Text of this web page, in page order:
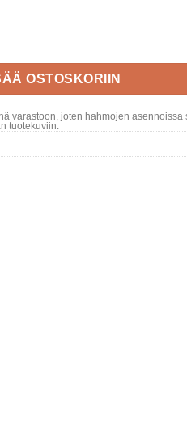
OSTOSKORIIN
varastoon, joten hahmojen asennoissa
tuotekuviin.